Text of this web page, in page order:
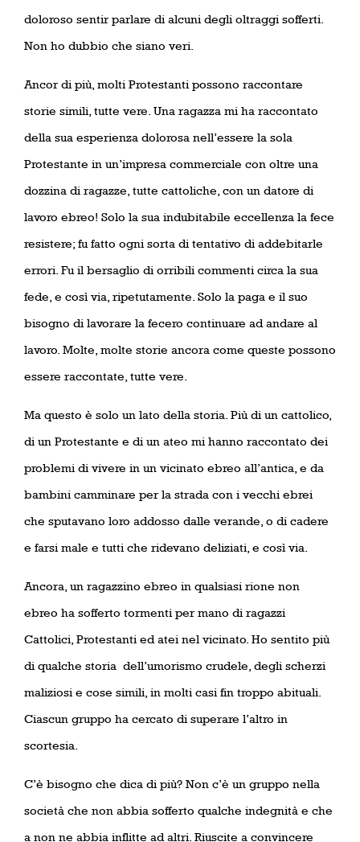
doloroso sentir parlare di alcuni degli oltraggi sofferti.
Non ho dubbio che siano veri.
Ancor di più, molti Protestanti possono raccontare
storie simili, tutte vere. Una ragazza mi ha raccontato
della sua esperienza dolorosa nell’essere la sola
Protestante in un’impresa commerciale con oltre una
dozzina di ragazze, tutte cattoliche, con un datore di
lavoro ebreo! Solo la sua indubitabile eccellenza la fece
resistere; fu fatto ogni sorta di tentativo di addebitarle
errori. Fu il bersaglio di orribili commenti circa la sua
fede, e così via, ripetutamente. Solo la paga e il suo
bisogno di lavorare la fecero continuare ad andare al
lavoro. Molte, molte storie ancora come queste possono
essere raccontate, tutte vere.
Ma questo è solo un lato della storia. Più di un cattolico,
di un Protestante e di un ateo mi hanno raccontato dei
problemi di vivere in un vicinato ebreo all’antica, e da
bambini camminare per la strada con i vecchi ebrei
che sputavano loro addosso dalle verande, o di cadere
e farsi male e tutti che ridevano deliziati, e così via.
Ancora, un ragazzino ebreo in qualsiasi rione non
ebreo ha sofferto tormenti per mano di ragazzi
Cattolici, Protestanti ed atei nel vicinato. Ho sentito più
di qualche storia dell’umorismo crudele, degli scherzi
maliziosi e cose simili, in molti casi fin troppo abituali.
Ciascun gruppo ha cercato di superare l’altro in
scortesia.
C’è bisogno che dica di più? Non c’è un gruppo nella
società che non abbia sofferto qualche indegnità e che
a non ne abbia inflitte ad altri. Riuscite a convincere